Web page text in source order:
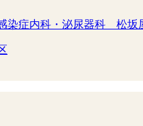
染症内科・泌尿器科 松坂